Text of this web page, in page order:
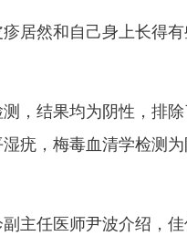
居然和自己身上长得
，结果均为阴性，排
疣，梅毒血清学检测
主任医师尹波介绍，